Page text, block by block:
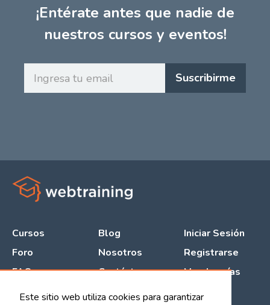
Este sitio web utiliza cookies para garantizar
¡Entérate antes que nadie de
nuestros cursos y eventos!
tu
Suscribirme
Cursos
Foro
FAQ
Blog
Nosotros
Contáctanos
Iniciar Sesión
Registrarse
Membresías